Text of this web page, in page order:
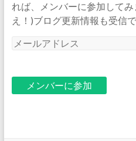
れば、メンバーに参加して
え！)ブログ更新情報も受信で
メ